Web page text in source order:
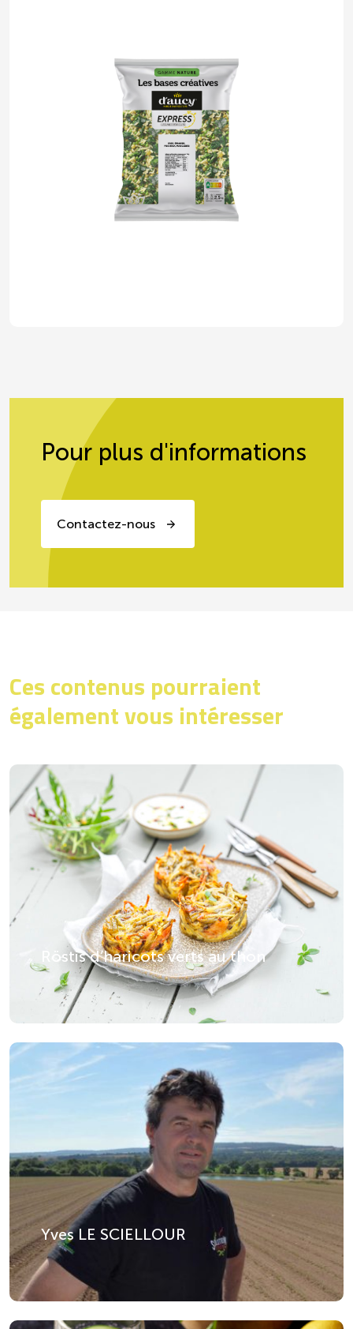
Pour plus d'informations
Contactez-nous
Ces contenus pourraient
également vous intéresser
Röstis d’haricots verts au thon
Yves LE SCIELLOUR